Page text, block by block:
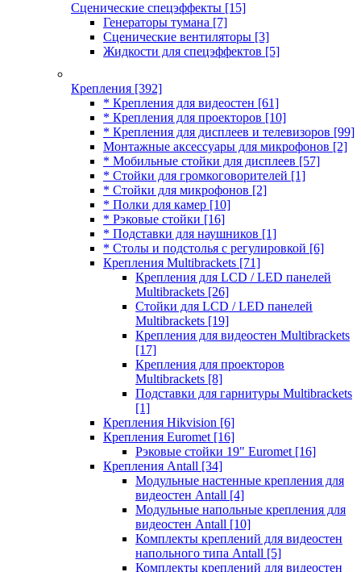
Сценические спецэффекты [15]
Генераторы тумана [7]
Сценические вентиляторы [3]
Жидкости для спецэффектов [5]
Крепления [392]
* Крепления для видеостен [61]
* Крепления для проекторов [10]
* Крепления для дисплеев и телевизоров [99]
Монтажные аксессуары для микрофонов [2]
* Мобильные стойки для дисплеев [57]
* Стойки для громкоговорителей [1]
* Стойки для микрофонов [2]
* Полки для камер [10]
* Рэковые стойки [16]
* Подставки для наушников [1]
* Столы и подстолья с регулировкой [6]
Крепления Multibrackets [71]
Крепления для LCD / LED панелей
Multibrackets [26]
Стойки для LCD / LED панелей
Multibrackets [19]
Крепления для видеостен Multibrackets
[17]
Крепления для проекторов
Multibrackets [8]
Подставки для гарнитуры Multibrackets
[1]
Крепления Hikvision [6]
Крепления Euromet [16]
Рэковые стойки 19" Euromet [16]
Крепления Antall [34]
Модульные настенные крепления для
видеостен Antall [4]
Модульные напольные крепления для
видеостен Antall [10]
Комплекты креплений для видеостен
напольного типа Antall [5]
Комплекты креплений для видеостен